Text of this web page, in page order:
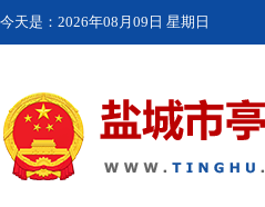
今天是： 2026年08月09日 星期日